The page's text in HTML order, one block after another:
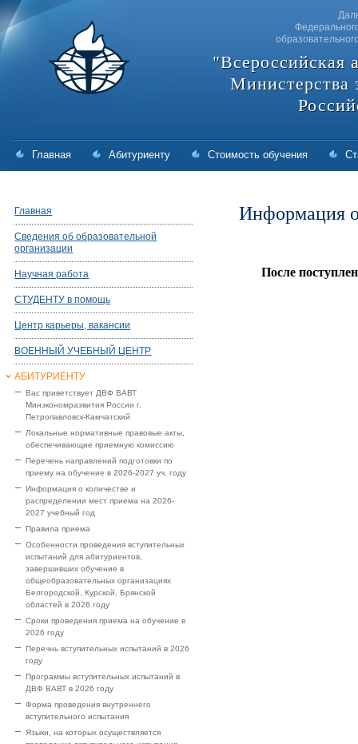
"Всероссийская
Министерства
Главная Абитуриенту Стоимость обучения
Главная
Сведения об образовательной
организации
Научная работа
СТУДЕНТУ в помощь
Центр карьеры, вакансии
ВОЕННЫЙ УЧЕБНЫЙ ЦЕНТР
АБИТУРИЕНТУ
Вас приветствует ДВФ ВАВТ
Минэкономразвития России г.
Петропавловск-Камчатский
Локальные нормативные правовые акты,
обеспечивающие приемную комиссию
Перечень направлений подготовки по
приему на обучение в 2026-2027 уч. году
Информация о количестве и
распределении мест приема на 2026-
2027 учебный год
Правила приема
Особенности проведения вступительных
испытаний для абитуриентов,
завершивших обучение в
общеобразовательных организациях
Белгородской, Курской, Брянской
областей в 2026 году
Сроки проведения приема на обучение в
2026 году
Перечнь вступительных испытаний в 2026
году
Программы вступительных испытаний в
ДВФ ВАВТ в 2026 году
Форма проведения внутреннего
вступительного испытания
Языки, на которых осуществляется
Информация
После